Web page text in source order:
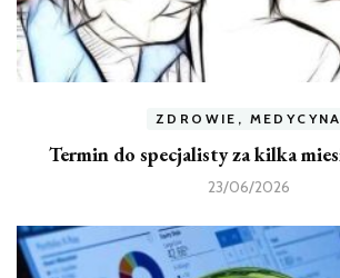
ZDROWIE, MEDYCYNA
Termin do specjalisty za kilka
23/06/2026